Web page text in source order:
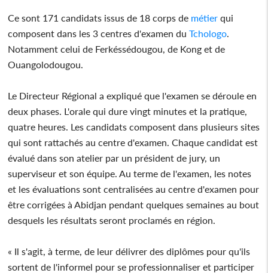
Ce sont 171 candidats issus de 18 corps de métier qui
composent dans les 3 centres d'examen duTchologo
Notamment celui de Ferkéssédougou, de Kong et de
Ouangolodougou.
Le Directeur Régional a expliqué que l'examen se déroule en
deux phases. L'orale qui dure vingt minutes et la pratique,
quatre heures. Les candidats composent dans plusieurs sites
qui sont rattachés au centre d'examen. Chaque candidat est
évalué dans son atelier par un président de jury, un
superviseur et son équipe. Au terme de l'examen, les notes
et les évaluations sont centralisées au centre d'examen pour
être corrigées à Abidjan pendant quelques semaines au bout
desquels les résultats seront proclamés en région.
« Il s'agit, à terme, de leur délivrer des diplômes pour qu'ils
sortent de l'informel pour se professionnaliser et participer